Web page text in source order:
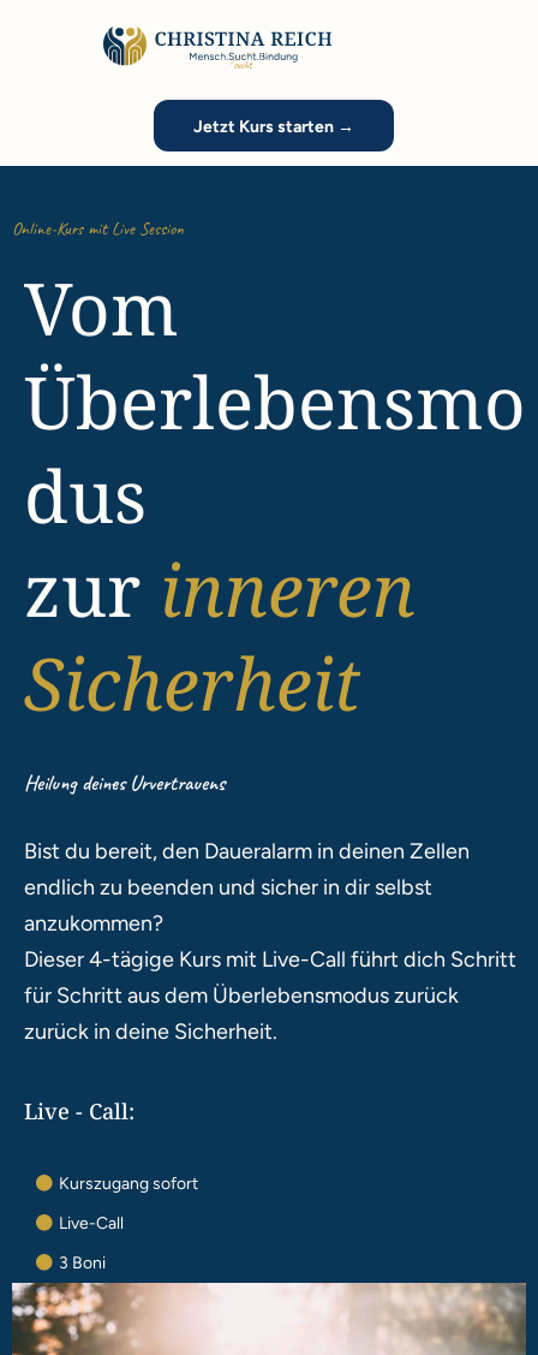
Jetzt Kurs starten →
Online-Kurs mit Live Session
Vom
Überlebensmo
dus
zur inneren
Sicherheit
Heilung deines Urvertrauens
Bist du bereit, den Daueralarm in deinen Zellen
endlich zu beenden und sicher in dir selbst
anzukommen?
Dieser 4-tägige Kurs mit Live-Call führt dich Schritt
für Schritt aus dem Überlebensmodus zurück
zurück in deine Sicherheit.
Live - Call:
Kurszugang sofort
Live-Call
3 Boni